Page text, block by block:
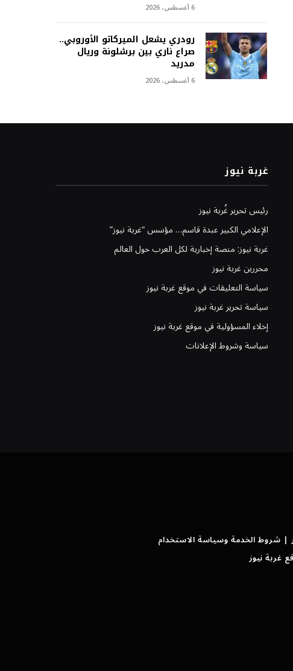
6 أغسطس، 2026
رودري يشعل الميركاتو الأوروبي..
صراع ناري بين برشلونة وريال
مدريد
6 أغسطس، 2026
غربة نيوز
رئيس تحرير غُربة نيوز
الإعلامي الكبير عبدة قاسم… مؤسس “غربة نيوز”
غربة نيوز: منصة إخبارية لكل العرب حول العالم
محررين غربة نيوز
سياسة التعليقات في موقع غربة نيوز
سياسة تحرير غربة نيوز
إخلاء المسؤولية في موقع غربة نيوز
سياسة وشروط الإعلانات
| شروط الخدمة وسياسة الاستخدام
غربة نيوز